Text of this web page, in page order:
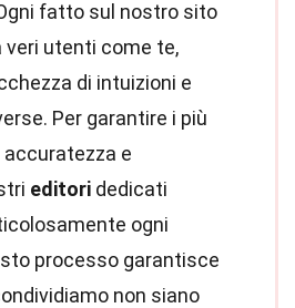
fatto sul nostro sito
veri utenti come te,
di intuizioni e
Per garantire i più
accuratezza e
editori dedicati
ogni
processo garantisce
non siano